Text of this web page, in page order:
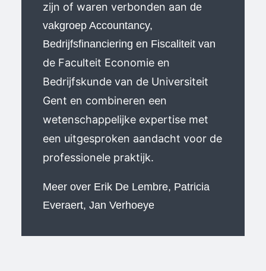
zijn of waren verbonden aan de
vakgroep Accountancy,
Bedrijfsfinanciering en Fiscaliteit van
de Faculteit Economie en
Bedrijfskunde van de Universiteit
Gent en combineren een
wetenschappelijke expertise met
een uitgesproken aandacht voor de
professionele praktijk.
Meer over Erik De Lembre, Patricia
Everaert, Jan Verhoeye